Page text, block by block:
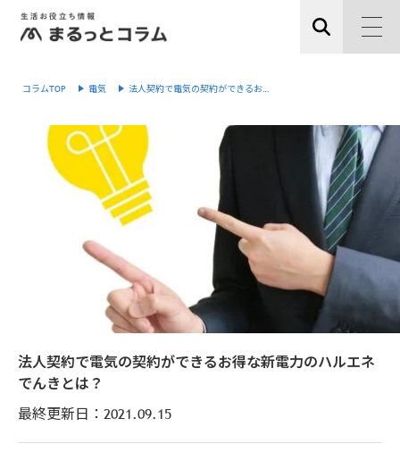
コラムTOP 電気 法人契約で電気の契約ができるお…
法人契約で電気の契約ができるお得な新電力のハルエネ
でんきとは？
最終更新日： 2021.09.15